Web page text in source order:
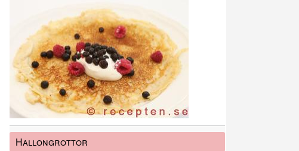
Hallongrottor